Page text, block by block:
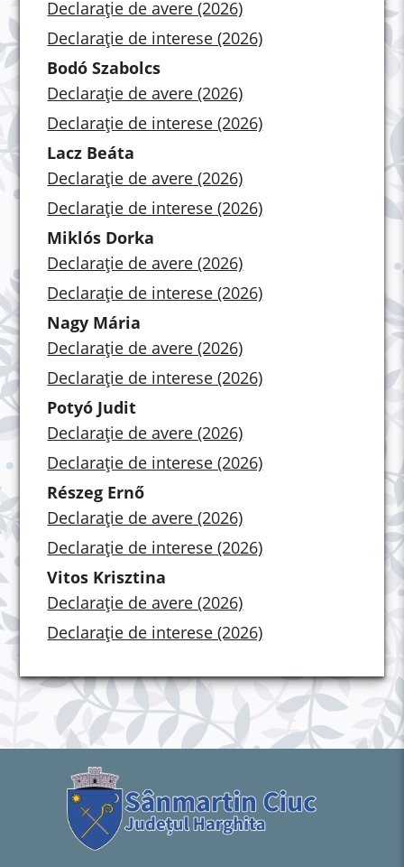
Declarație de avere (2026)
Declarație de interese (2026)
Bodó Szabolcs
Declarație de avere (2026)
Declarație de interese (2026)
Lacz Beáta
Declarație de avere (2026)
Declarație de interese (2026)
Miklós Dorka
Declarație de avere (2026)
Declarație de interese (2026)
Nagy Mária
Declarație de avere (2026)
Declarație de interese (2026)
Potyó Judit
Declarație de avere (2026)
Declarație de interese (2026)
Részeg Ernő
Declarație de avere (2026)
Declarație de interese (2026)
Vitos Krisztina
Declarație de avere (2026)
Declarație de interese (2026)